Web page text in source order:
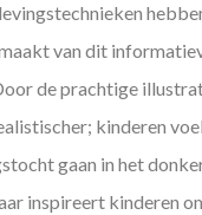
van dit
de prachtige
kinderen
gaan in het
inspireert kinderen